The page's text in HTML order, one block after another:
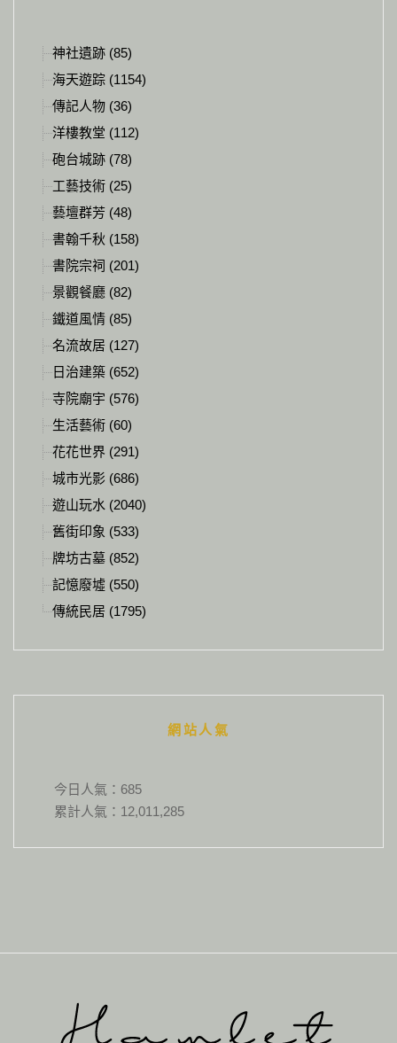
神社遺跡 (85)
海天遊踪 (1154)
傳記人物 (36)
洋樓教堂 (112)
砲台城跡 (78)
工藝技術 (25)
藝壇群芳 (48)
書翰千秋 (158)
書院宗祠 (201)
景觀餐廳 (82)
鐵道風情 (85)
名流故居 (127)
日治建築 (652)
寺院廟宇 (576)
生活藝術 (60)
花花世界 (291)
城市光影 (686)
遊山玩水 (2040)
舊街印象 (533)
牌坊古墓 (852)
記憶廢墟 (550)
傳統民居 (1795)
網站人氣
今日人氣： 685
累計人氣： 12,011,285